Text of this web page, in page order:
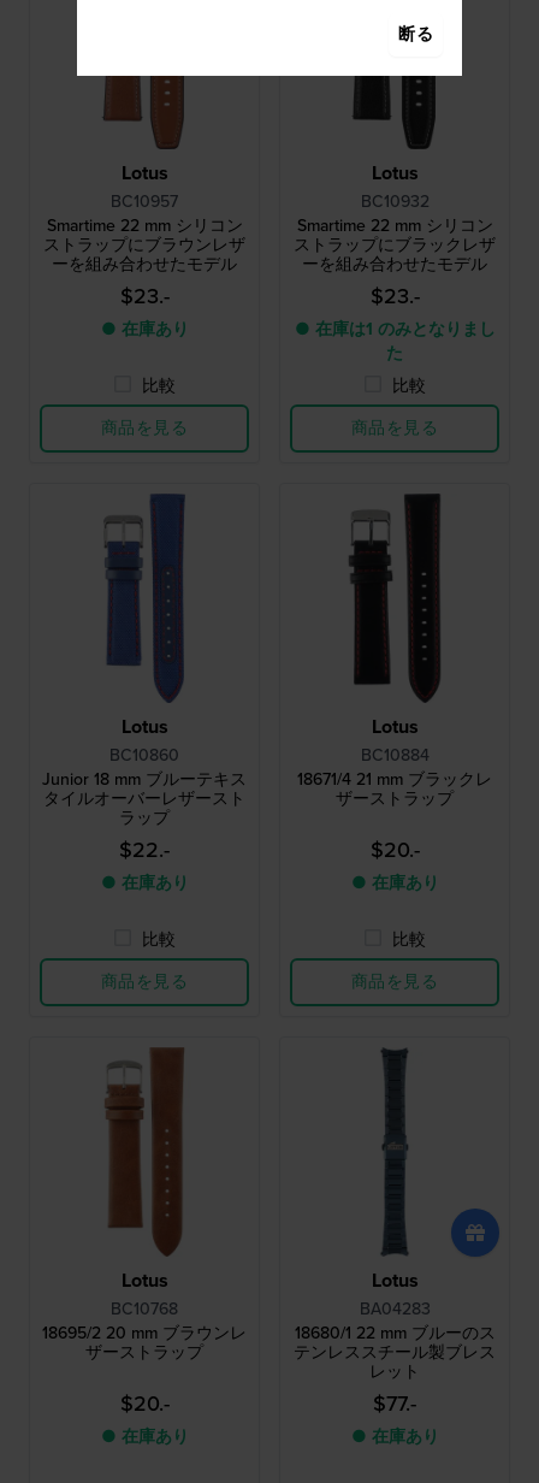
Lotus
BC10957
Smartime 22 mm シリコン
ストラップにブラウンレザ
ーを組み合わせたモデル
$23.-
● 在庫あり
比較
商品を見る
Lotus
BC10932
Smartime 22 mm シリコン
ストラップにブラックレザ
ーを組み合わせたモデル
$23.-
● 在庫は1 のみとなりまし
た
比較
商品を見る
Lotus
BC10860
Junior 18 mm ブルーテキス
タイルオーバーレザースト
ラップ
$22.-
● 在庫あり
比較
商品を見る
Lotus
BC10884
18671/4 21 mm ブラックレ
ザーストラップ
$20.-
● 在庫あり
比較
商品を見る
Lotus
BC10768
18695/2 20 mm ブラウンレ
ザーストラップ
$20.-
● 在庫あり
Lotus
BA04283
18680/1 22 mm ブルーのス
テンレススチール製ブレス
レット
$77.-
● 在庫あり
断る